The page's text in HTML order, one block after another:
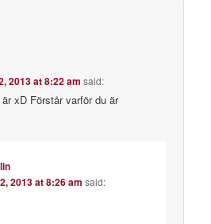
2013 at 8:22 am said:
xD Förstår varför du är
2013 at 8:26 am said: